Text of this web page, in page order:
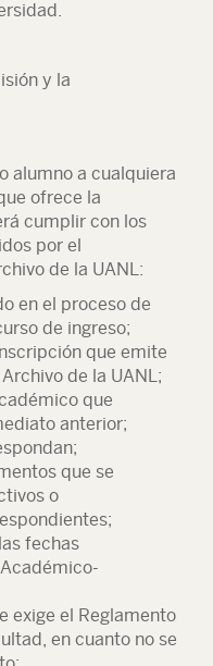
y la
alumno a cualquiera
ofrece la
cumplir con los
por el
de la UANL:
en el proceso de
de ingreso;
que emite
de la UANL;
que
anterior;
que se
o
fechas
exige el Reglamento
en cuanto no se